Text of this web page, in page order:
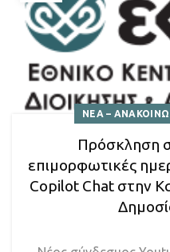
ΝΕΑ –
Πρόσκληση
επιμορφωτικές
Copilot Chat στην